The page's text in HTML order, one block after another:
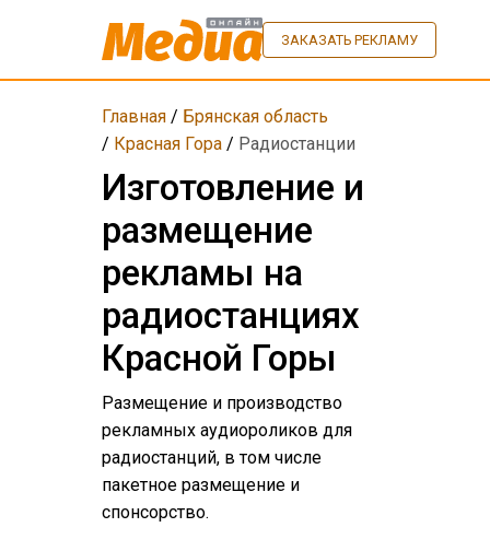
ЗАКАЗАТЬ РЕКЛАМУ
Главная/ Брянская область
/ Красная Гора/ Радиостанции
Изготовление и
размещение
рекламы на
радиостанциях
Красной Горы
Размещение и производство
рекламных аудиороликов для
радиостанций, в том числе
пакетное размещение и
спонсорство.